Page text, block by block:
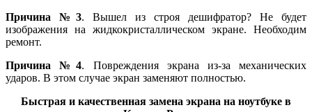
Причина №3. Вышел из строя дешифратор? Не будет
изображения на жидкокристаллическом экране. Необходим
ремонт.
Причина №4. Повреждения экрана из-за механических
ударов. В этом случае экран заменяют полностью.
Быстрая и качественная замена экрана на ноутбуке в